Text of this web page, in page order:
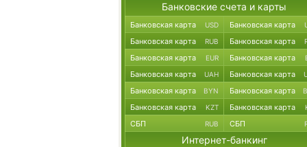
Банковские счета и карты
Банковская карта USD Банковская карта
Банковская карта RUB Банковская карта
Банковская карта EUR Банковская карта
Банковская карта UAH Банковская карта
Банковская карта BYN Банковская карта
Банковская карта KZT Банковская карта
СБП RUB СБП
Интернет-банкинг